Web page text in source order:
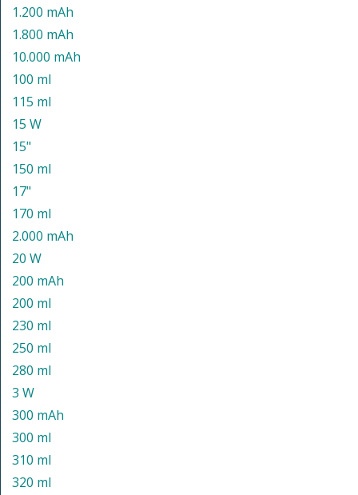
1.200 mAh
1.800 mAh
10.000 mAh
100 ml
115 ml
15 W
15"
150 ml
17"
170 ml
2.000 mAh
20 W
200 mAh
200 ml
230 ml
250 ml
280 ml
3 W
300 mAh
300 ml
310 ml
320 ml